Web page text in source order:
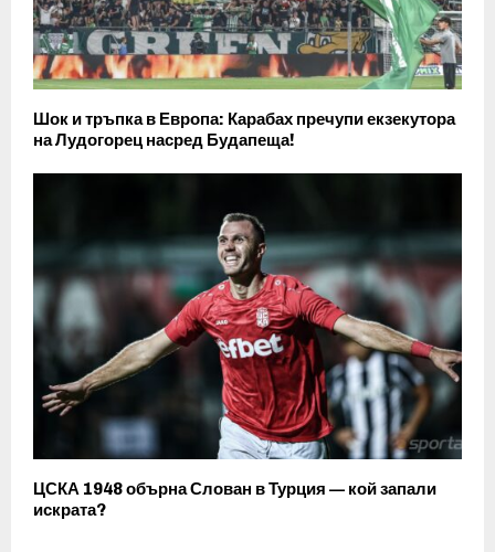
Шок и тръпка в Европа: Карабах пречупи екзекутора
на Лудогорец насред Будапеща!
ЦСКА 1948 обърна Слован в Турция — кой запали
искрата?